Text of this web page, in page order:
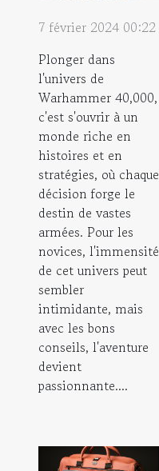
7 février 2024 00:22
Plonger dans
l'univers de
Warhammer 40,000,
c'est s'ouvrir à un
monde riche en
histoires et en
stratégies, où chaque
décision forge le
destin de vastes
armées. Pour les
novices, l'immensité
de cet univers peut
sembler
intimidante, mais
avec les bons
conseils, l'aventure
devient
passionnante....